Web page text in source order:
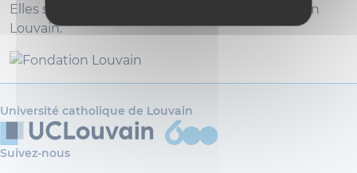
Elles sont aujourd'hui financées par la Fondation
Louvain.
Université catholique de Louvain
Suivez-nous